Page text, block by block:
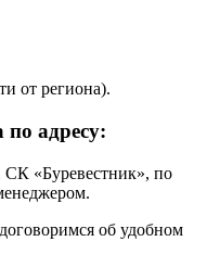
от региона).
по адресу:
«Буревестник», по
об удобном